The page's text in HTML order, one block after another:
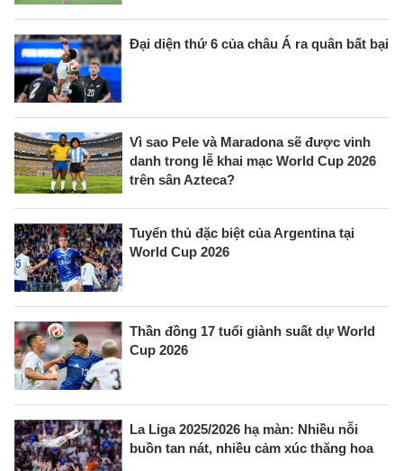
Đại diện thứ 6 của châu Á ra quân bất bại
Vì sao Pele và Maradona sẽ được vinh
danh trong lễ khai mạc World Cup 2026
trên sân Azteca?
Tuyển thủ đặc biệt của Argentina tại
World Cup 2026
Thần đồng 17 tuổi giành suất dự World
Cup 2026
La Liga 2025/2026 hạ màn: Nhiều nỗi
buồn tan nát, nhiều cảm xúc thăng hoa